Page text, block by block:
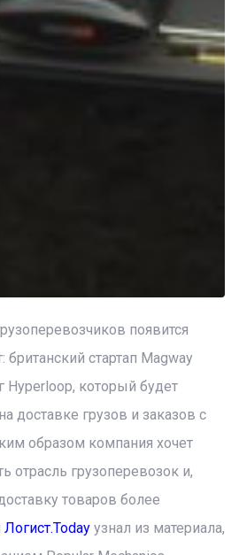
появится
стартап Magway
Hyperloop, который будет
доставке грузов и заказов с
образом компания хочет
отрасль грузоперевозок и,
товаров более
Логист.Today узнал из материала,